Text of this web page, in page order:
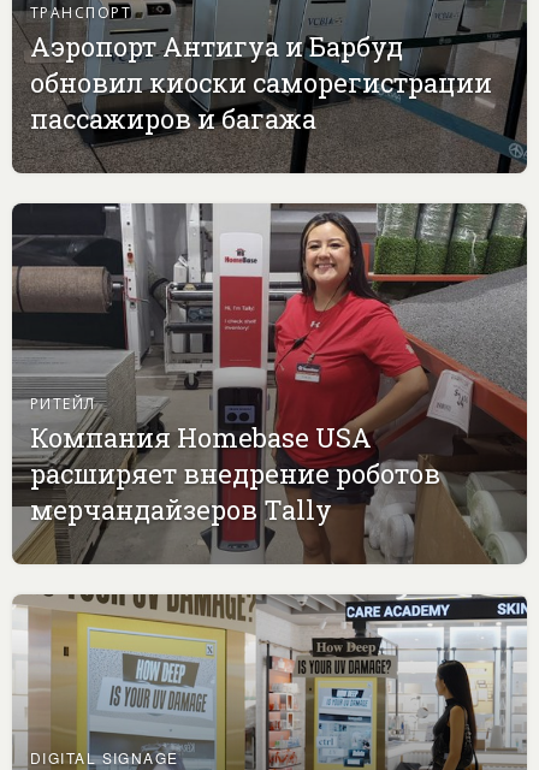
ТРАНСПОРТ
Аэропорт Антигуа и Барбуд
обновил киоски саморегистрации
пассажиров и багажа
РИТЕЙЛ
Компания Homebase USA
расширяет внедрение роботов
мерчандайзеров Tally
DIGITAL SIGNAGE